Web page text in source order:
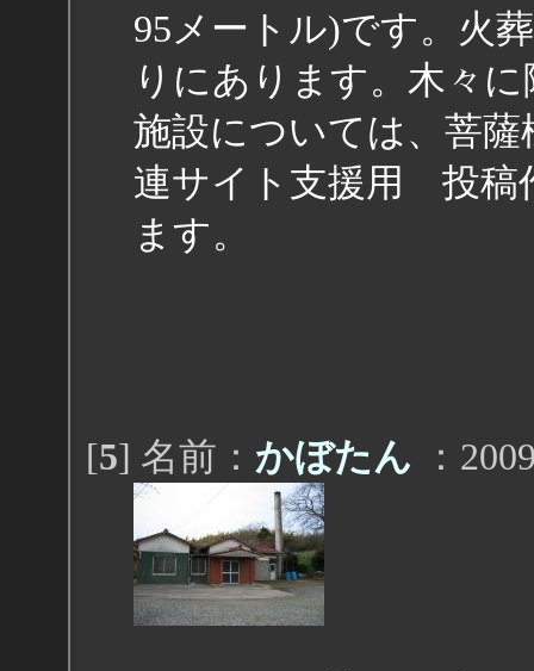
95メートル)です。火
りにあります。木々
施設については、菩
連サイト支援用 投稿
ます。
[5] 名前： かぼたん ：